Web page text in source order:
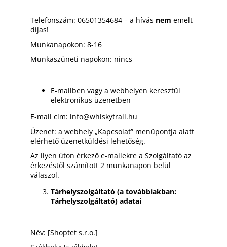
Telefonszám: 06501354684 – a hívás nem emelt
díjas!
Munkanapokon: 8-16
Munkaszüneti napokon: nincs
E-mailben vagy a webhelyen keresztül
elektronikus üzenetben
E-mail cím: info@whiskytrail.hu
Üzenet: a webhely „Kapcsolat” menüpontja alatt
elérhető üzenetküldési lehetőség.
Az ilyen úton érkező e-mailekre a Szolgáltató az
érkezéstől számított 2 munkanapon belül
válaszol.
Tárhelyszolgáltató (a továbbiakban:
Tárhelyszolgáltató) adatai
Név: [Shoptet s.r.o.]